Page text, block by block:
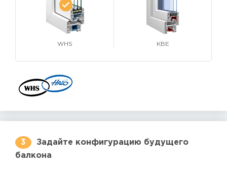
WHS KBE
3
Задайте конфигурацию будущего
балкона